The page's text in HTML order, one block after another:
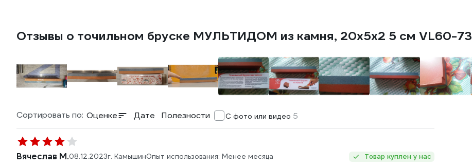
Отзывы о точильном бруске МУЛЬТИДОМ из камня, 20х5х2 5 см VL60-73
Сортировать по: Оценке Дате Полезности С фото или видео 5
Вячеслав М.08.12.2023г. КамышинОпыт использования: Менее месяца Товар куплен у нас